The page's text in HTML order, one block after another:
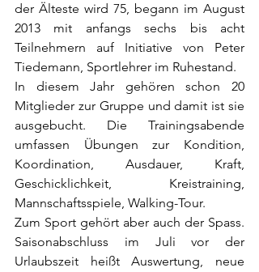
der Älteste wird 75, begann im August
2013 mit anfangs sechs bis acht
Teilnehmern auf Initiative von Peter
Tiedemann, Sportlehrer im Ruhestand.
In diesem Jahr gehören schon 20
Mitglieder zur Gruppe und damit ist sie
ausgebucht. Die Trainingsabende
umfassen Übungen zur Kondition,
Koordination, Ausdauer, Kraft,
Geschicklichkeit, Kreistraining,
Mannschaftsspiele, Walking-Tour.
Zum Sport gehört aber auch der Spass.
Saisonabschluss im Juli vor der
Urlaubszeit heißt Auswertung, neue